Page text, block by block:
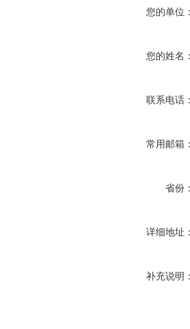
您的单位
您的姓名
联系电话
常用邮箱
省份
详细地址
补充说明